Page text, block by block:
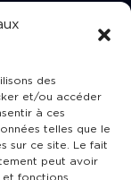
des
et/ou accéder
à ces
telles que le
sur ce site. Le fait
peut avoir
fonctions.
!